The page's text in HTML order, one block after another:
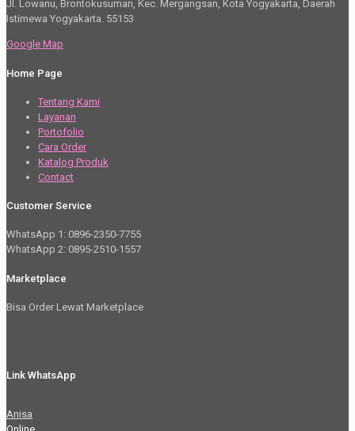
Jl. Lowanu, Brontokusuman, Kec. Mergangsan, Kota Yogyakarta, Daerah
Istimewa Yogyakarta. 55153
Google Map
Home Page
Tentang Kami
Layanan
Portofolio
Cara Order
Katalog Produk
Contact
Customer Service
WhatsApp 1: 0896-2350-7755
WhatsApp 2: 0895-2510-1557
Marketplace
Bisa Order Lewat Marketplace
Link WhatsApp
Anisa